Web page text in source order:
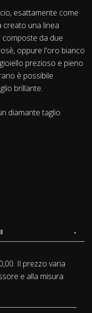
esattamente come
creato una linea
composte da due
oppure l'oro bianco
prezioso e pieno
è possibile
brillante.
diamante taglio
Il prezzo varia
e alla misura